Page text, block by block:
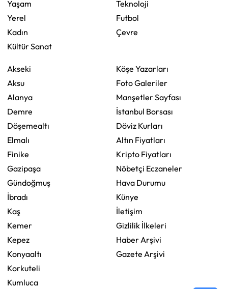
Yaşam
Yerel
Kadın
Kültür Sanat
Teknoloji
Futbol
Çevre
Akseki
Aksu
Alanya
Demre
Döşemealtı
Elmalı
Finike
Gazipaşa
Gündoğmuş
İbradı
Kaş
Kemer
Kepez
Konyaaltı
Korkuteli
Kumluca
Köşe Yazarları
Foto Galeriler
Manşetler Sayfası
İstanbul Borsası
Döviz Kurları
Altın Fiyatları
Kripto Fiyatları
Nöbetçi Eczaneler
Hava Durumu
Künye
İletişim
Gizlilik İlkeleri
Haber Arşivi
Gazete Arşivi